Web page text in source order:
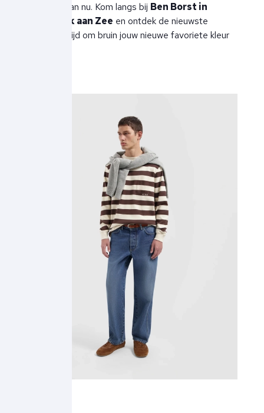
helemaal van nu. Kom langs bij Ben Borst in
Noordwijk aan Zee en ontdek de nieuwste
collectie. Tijd om bruin jouw nieuwe favoriete kleur